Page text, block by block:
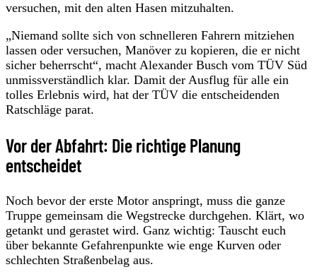
versuchen, mit den alten Hasen mitzuhalten.
„Niemand sollte sich von schnelleren Fahrern mitziehen
lassen oder versuchen, Manöver zu kopieren, die er nicht
sicher beherrscht“, macht Alexander Busch vom TÜV Süd
unmissverständlich klar. Damit der Ausflug für alle ein
tolles Erlebnis wird, hat der TÜV die entscheidenden
Ratschläge parat.
Vor der Abfahrt: Die richtige Planung
entscheidet
Noch bevor der erste Motor anspringt, muss die ganze
Truppe gemeinsam die Wegstrecke durchgehen. Klärt, wo
getankt und gerastet wird. Ganz wichtig: Tauscht euch
über bekannte Gefahrenpunkte wie enge Kurven oder
schlechten Straßenbelag aus.